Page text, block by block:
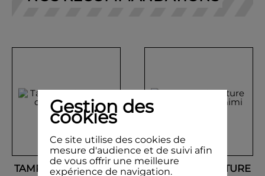
TAMPON SIGNATURE
TAMPON SIGNATURE
Gestion des
cookies
Ce site utilise des cookies de
mesure d'audience et de suivi afin
de vous offrir une meilleure
expérience de navigation.